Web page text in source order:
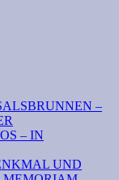
–
– IN
UND